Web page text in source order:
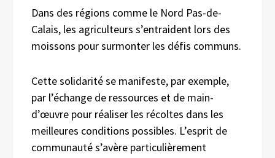
Dans des régions comme le Nord Pas-de-
Calais, les agriculteurs s’entraident lors des
moissons pour surmonter les défis communs.
Cette solidarité se manifeste, par exemple,
par l’échange de ressources et de main-
d’œuvre pour réaliser les récoltes dans les
meilleures conditions possibles. L’esprit de
communauté s’avère particulièrement